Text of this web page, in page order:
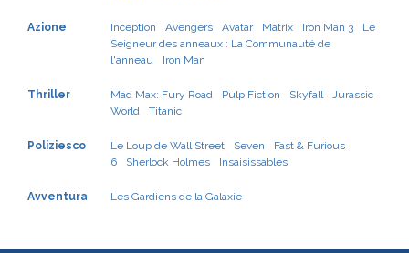
Azione Inception Avengers Avatar Matrix Iron Man 3
Le
Seigneur des anneaux : La Communauté de
l'anneau
Iron Man
Thriller Mad Max: Fury Road Pulp Fiction Skyfall
Jurassic
World
Titanic
Poliziesco Le Loup de Wall Street Seven
Fast & Furious
6
Sherlock Holmes Insaisissables
Avventura Les Gardiens de la Galaxie